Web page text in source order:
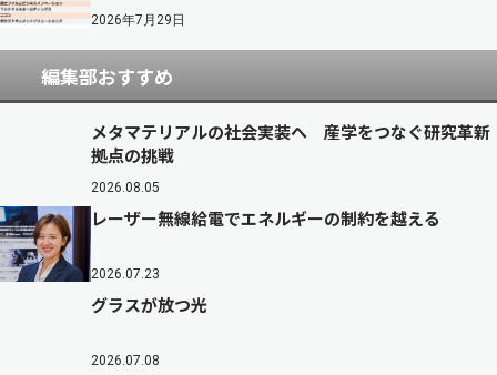
2026年7月29日
編集部おすすめ
メタマテリアルの社会実装へ 産学をつなぐ研究革新
拠点の挑戦
2026.08.05
レーザー無線給電でエネルギーの制約を越える
2026.07.23
グラスが放つ光
2026.07.08